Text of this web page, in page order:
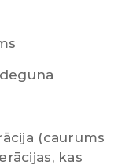
(caurums
kas